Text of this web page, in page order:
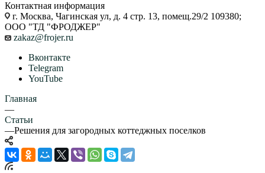
Контактная информация
г. Москва, Чагинская ул, д. 4 стр. 13, помещ.29/2 109380;
ООО "ТД "ФРОДЖЕР"
zakaz@frojer.ru
Вконтакте
Telegram
YouTube
Главная
—
Статьи
—Решения для загородных коттеджных поселков